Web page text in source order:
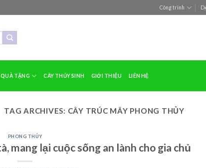
Công trình
QUÀ TẶNG CÂY THỦY SINH GIỚI THIỆU LIÊN HỆ
TAG ARCHIVES: CÂY TRÚC MÂY PHONG THỦY
PHONG THỦY
mang lại cuộc sống an lành cho gia chủ